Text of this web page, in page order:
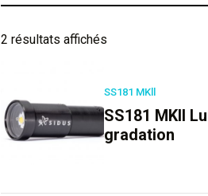
2 résultats affichés
SS181 MKll
SS181 MKll
gradation